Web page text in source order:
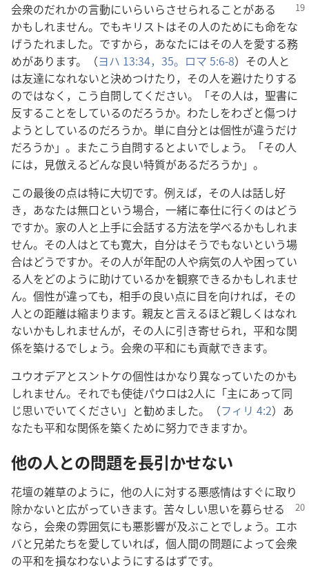
会衆のだれかの言動にいらいらさせられることがある
かもしれません。でもキリストはその人のためにも命をな
げうたれました。ですから，あなたにはその人を愛する務
めがあります。（ヨハ 13:34，35。 ロマ 5:6-8）その人と
は友達になれないと決めつけたり，その人を避けたりする
のではなく，こう自問してください。「その人は，聖書に
反することをしているのだろうか。わたしをわざと傷つけ
ようとしているのだろうか。単に自分とは個性が違うだけ
だろうか」。またこう自問するとよいでしょう。「その人
には，見倣えるどんな良い特質があるだろうか」。
この最後の点は特に大切です。例えば，その人は話し好
き，あなたは無口という場合，一緒に奉仕に行くのはどう
ですか。家の人と上手に会話する方法を学べるかもしれま
せん。その人はとても寛大，自分はそうでもないという場
合はどうですか。その人が年配の人や病気の人や困ってい
る人をどのように助けているかを観察できるかもしれませ
ん。個性が違っても，相手の良い点に目を向ければ，その
人との距離は縮まります。親友と言えるほど親しくはなれ
ないかもしれませんが，その人に引き寄せられ，平和な関
係を築けるでしょう。会衆の平和にも貢献できます。
ユウオデアとスントケの個性はかなり異なっていたのかも
しれません。それでも使徒パウロは2人に「主にあって同
じ思いでいてください」と勧めました。（フィリ 4:2）あ
なたも平和な関係を築くために努力できますか。
他の人との問題を長引かせない
花壇の雑草のように，他の人に対する悪感情はすぐに取り
除かないと広がっていきます。苦々 しい思いを募らせる
なら，会衆の雰囲気にも悪影響が及ぶことでしょう。エホ
バと兄弟たちを愛していれば，個人間の問題によって会衆
の平和を損なわないようにするはずです。